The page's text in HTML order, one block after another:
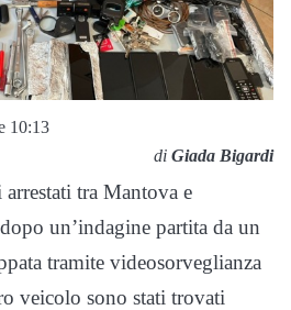
10:13
di Giada Bigardi
tra Mantova e
un’indagine partita da un
tramite videosorveglianza
veicolo sono stati trovati